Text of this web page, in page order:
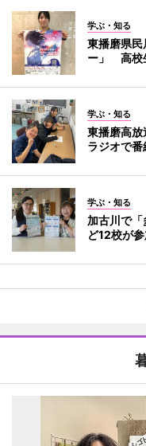
学ぶ・知る
東播磨県
ー」 高校
学ぶ・知る
東播磨高
ラジオで番
学ぶ・知る
加古川で
ど12校が